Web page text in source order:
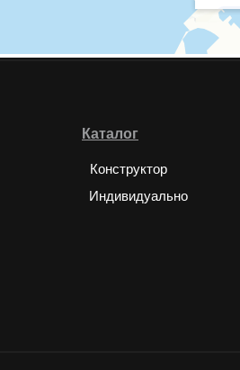
Каталог
Конструктор
Индивидуально